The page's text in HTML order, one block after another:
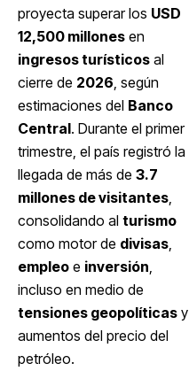
proyecta superar los USD
12,500 millones en
ingresos turísticos al
cierre de 2026, según
estimaciones del Banco
Central. Durante el primer
trimestre, el país registró la
llegada de más de 3.7
millones de visitantes,
consolidando al turismo
como motor de divisas,
empleo e inversión,
incluso en medio de
tensiones geopolíticas y
aumentos del precio del
petróleo.